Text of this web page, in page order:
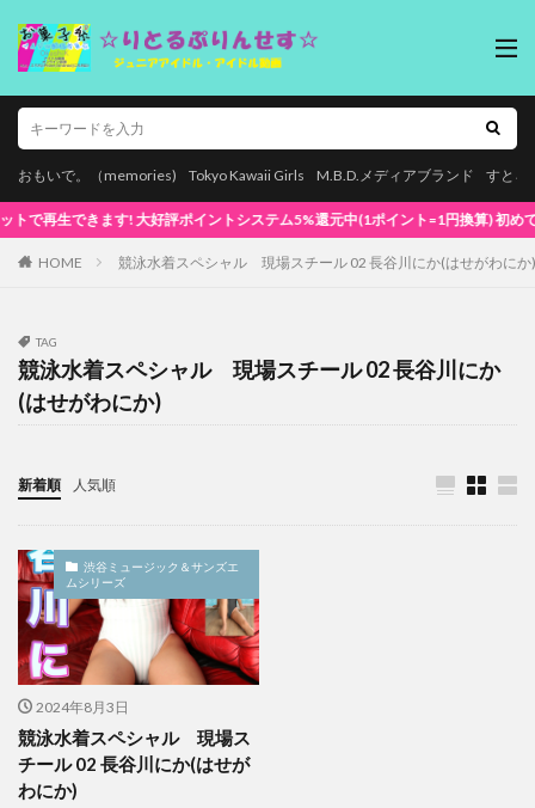
おもいで。（memories) Tokyo Kawaii Girls M.B.D.メディアブランド すとろ
好評ポイントシステム5%還元中(1ポイント=1円換算) 初めてでも安心な簡単
HOME 競泳水着スペシャル 現場スチール 02 長谷川にか(はせがわにか)
TAG
競泳水着スペシャル 現場スチール 02 長谷川にか
(はせがわにか)
新着順 人気順
渋谷ミュージック＆サンズエ
ムシリーズ
2024年8月3日
競泳水着スペシャル 現場ス
チール 02 長谷川にか(はせが
わにか)